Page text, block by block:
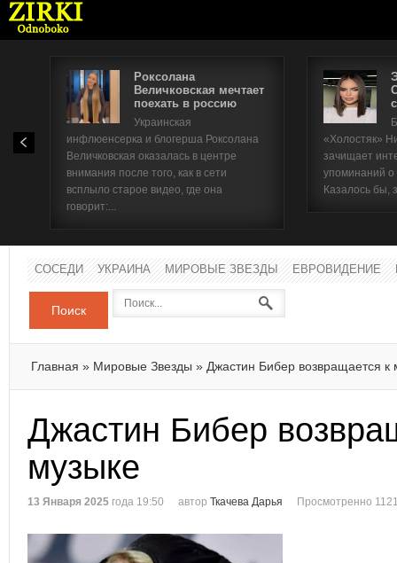
Роксолана
Величковская мечтает
поехать в россию
Украинская
инфлюенсерка и блогерша Роксолана
Величковская оказалась в центре
внимания после того, как в сети
всплыло старое видео, где она
говорит:...
«Холостяк»
зачищает
упоминаний
Казалось бы,
СОСЕДИ УКРАИНА МИРОВЫЕ ЗВЕЗДЫ ЕВРОВИДЕНИЕ
Поиск
Главная » Мировые Звезды » Джастин Бибер возвращается к
Джастин Бибер
музыке
13 Января 2025 года 19:50 автор Ткачева Дарья Просмотренно
Имя